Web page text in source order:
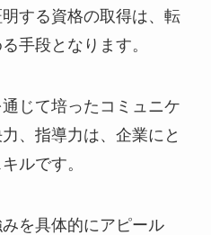
する資格の取得は、転
手段となります。
じて培ったコミュニケ
、指導力は、企業にと
ルです。
を具体的にアピール